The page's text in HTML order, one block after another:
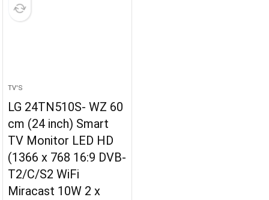
TV'S
LG 24TN510S- WZ 60
cm (24 inch) Smart
TV Monitor LED HD
(1366 x 768 16:9 DVB-
T2/C/S2 WiFi
Miracast 10W 2 x